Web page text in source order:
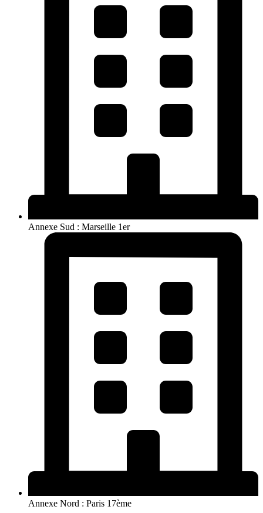
Annexe Sud : Marseille 1er
Annexe Nord : Paris 17ème